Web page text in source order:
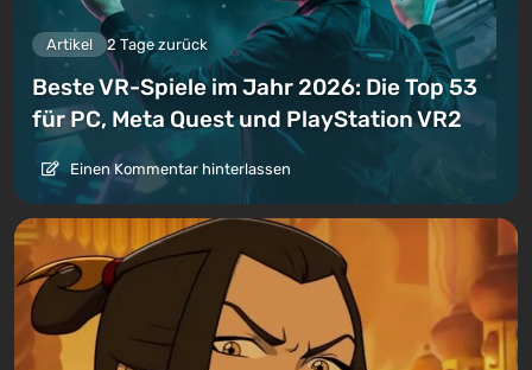
Artikel 2 Tage zurück
Beste VR-Spiele im Jahr 2026: Die Top 53
für PC, Meta Quest und PlayStation VR2
Einen Kommentar hinterlassen